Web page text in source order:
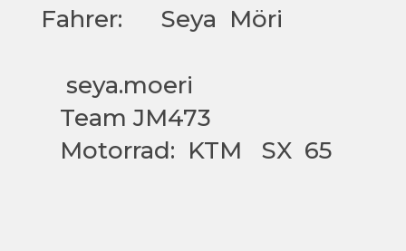
Fahrer: Seya Möri
seya.moeri
Team JM473
Motorrad: KTM SX 65